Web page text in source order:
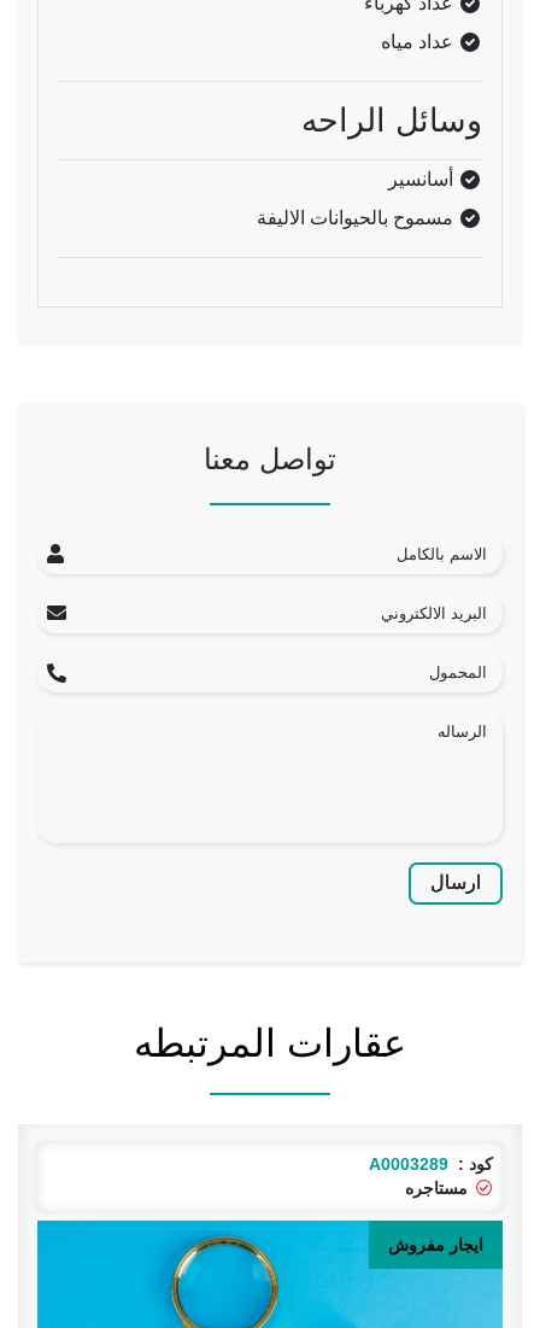
عداد مياه
وسائل الراحه
أسانسير
مسموح بالحيوانات الاليفة
تواصل معنا
ارسال
عقارات المرتبطه
كود :A0003339
متاح
ايجار مفروش